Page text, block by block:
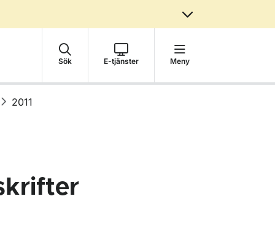
Sök E-tjänster Meny
2011